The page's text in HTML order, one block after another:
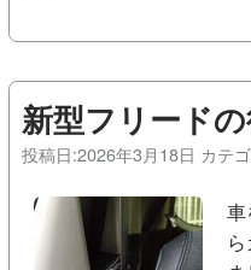
新型フリード
投稿日:2026年3月18日 カテ
車